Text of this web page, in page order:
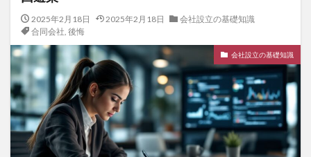
2025年2月18日 2025年2月18日
会社設立の基礎知識
合同会社, 後悔
会社設立の基礎知識